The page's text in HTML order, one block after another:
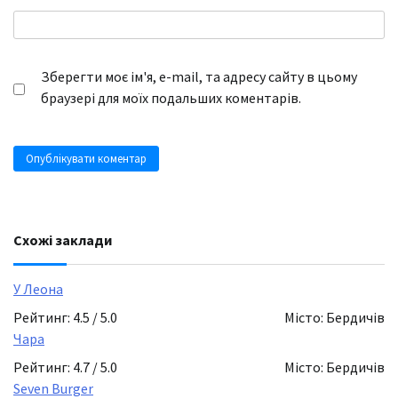
Зберегти моє ім'я, e-mail, та адресу сайту в цьому
браузері для моїх подальших коментарів.
Схожі заклади
У Леона
Рейтинг: 4.5 / 5.0
Місто: Бердичів
Чара
Рейтинг: 4.7 / 5.0
Місто: Бердичів
Seven Burger